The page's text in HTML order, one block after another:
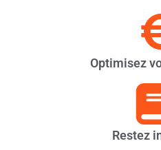
Optimisez
Restez